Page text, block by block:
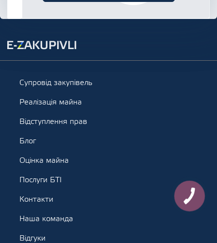
Супровід закупівель
Реалізація майна
Відступлення прав
Блог
Оцінка майна
Послуги БТІ
Контакти
Наша команда
Відгуки